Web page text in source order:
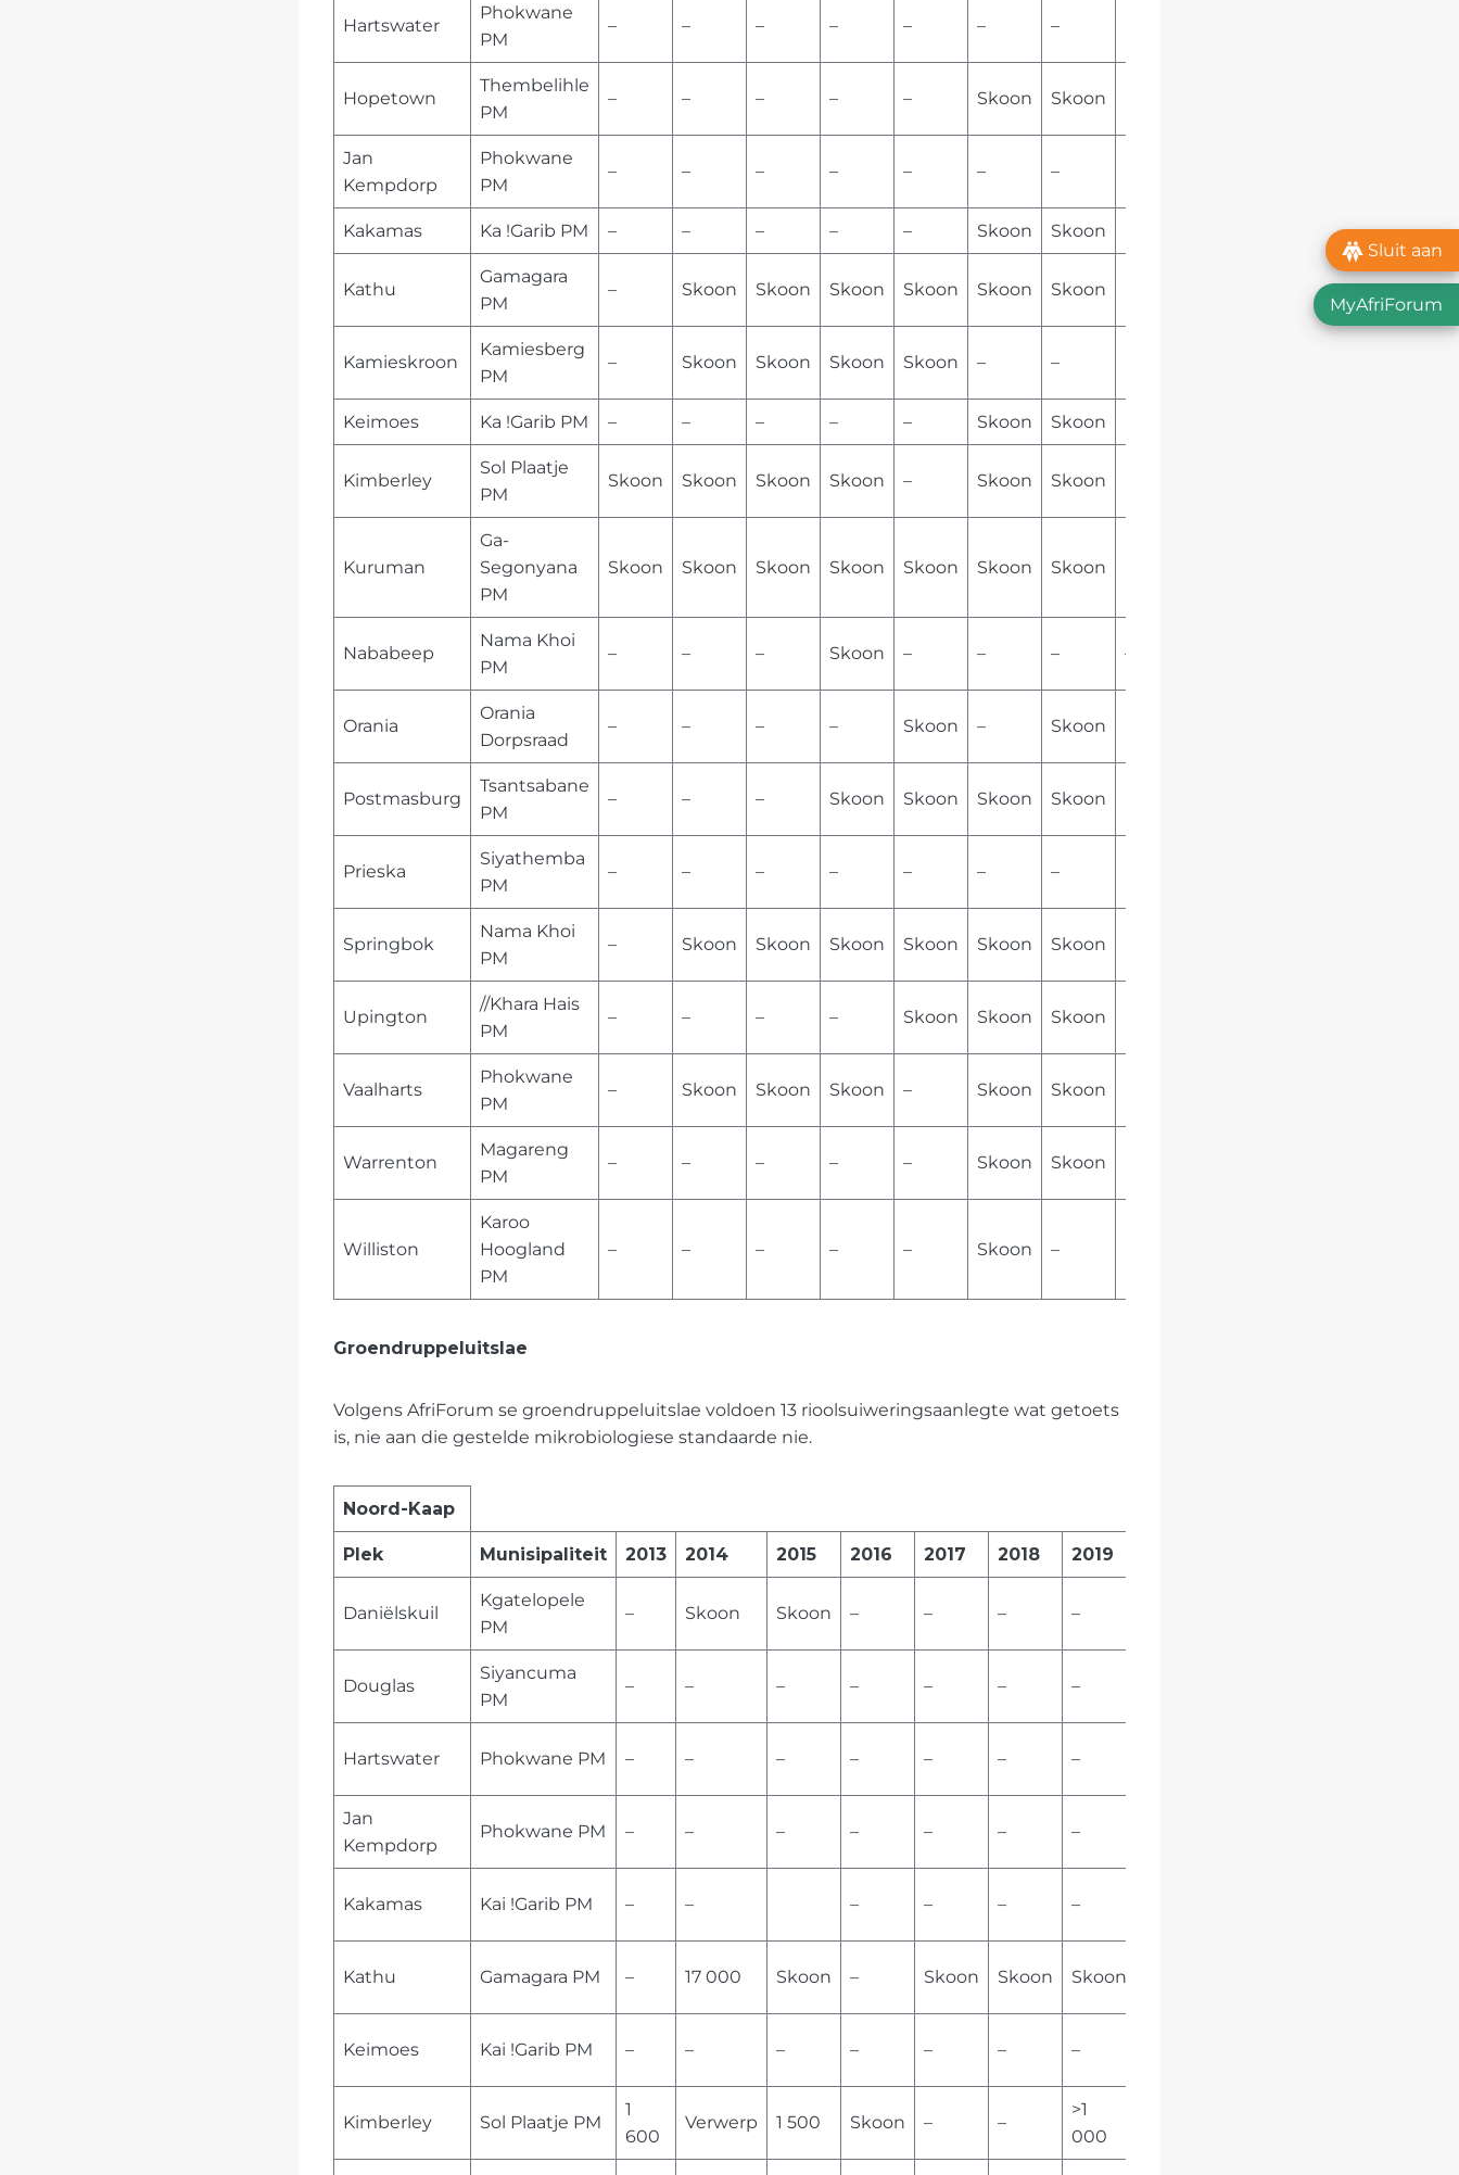
Hartswater
Phokwane
PM
– – – – – – –
Hopetown
Thembelihle
PM
– – – – – Skoon Skoon
Jan
Kempdorp
Phokwane
PM
– – – – – – –
Kakamas Ka !Garib PM – – – – – Skoon Skoon
Kathu
Gamagara
PM
– Skoon Skoon Skoon Skoon Skoon Skoon
Kamieskroon
Kamiesberg
PM
– Skoon Skoon Skoon Skoon – –
Keimoes Ka !Garib PM – – – – – Skoon Skoon
Kimberley
Sol Plaatje
PM
Skoon Skoon Skoon Skoon – Skoon Skoon
Kuruman
Ga-
Segonyana
PM
Skoon Skoon Skoon Skoon Skoon Skoon Skoon
Nababeep
Nama Khoi
PM
– – – Skoon – – – –
Orania
Orania
Dorpsraad
– – – – Skoon – Skoon
Postmasburg
Tsantsabane
PM
– – – Skoon Skoon Skoon Skoon
Prieska
Siyathemba
PM
– – – – – – –
Springbok
Nama Khoi
PM
– Skoon Skoon Skoon Skoon Skoon Skoon
Upington
//Khara Hais
PM
– – – – Skoon Skoon Skoon
Vaalharts
Phokwane
PM
– Skoon Skoon Skoon – Skoon Skoon
Warrenton
Magareng
PM
– – – – – Skoon Skoon
Williston
Karoo
Hoogland
PM
– – – – – Skoon –
Groendruppeluitslae
Volgens AfriForum se groendruppeluitslae voldoen 13 rioolsuiweringsaanlegte wat getoets
is, nie aan die gestelde mikrobiologiese standaarde nie.
Noord-Kaap
Plek Munisipaliteit 2013 2014 2015 2016 2017 2018 2019
Daniëlskuil
Kgatelopele
PM
– Skoon Skoon – – – –
Douglas
Siyancuma
PM
– – – – – – –
Hartswater Phokwane PM – – – – – – –
Jan
Kempdorp
Phokwane PM – – – – – – –
Kakamas Kai !Garib PM – – – – – –
Kathu Gamagara PM – 17 000 Skoon – Skoon Skoon Skoon
Keimoes Kai !Garib PM – – – – – – –
Kimberley Sol Plaatje PM
1
600
Verwerp 1 500 Skoon – –
>1
000
Sluit aan
MyAfriForum